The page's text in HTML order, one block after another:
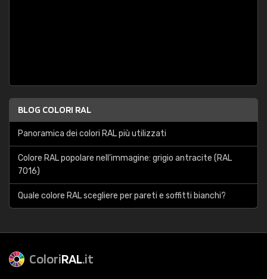
BLOG COLORI RAL
Panoramica dei colori RAL più utilizzati
Colore RAL popolare nell'immagine: grigio antracite (RAL
7016)
Quale colore RAL scegliere per pareti e soffitti bianchi?
ColoriRAL.it